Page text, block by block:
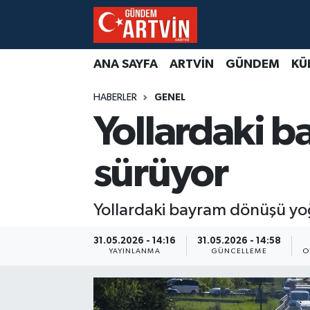
ANA SAYFA ARTVİN GÜNDEM
HABERLER GENEL
Yollardaki
sürüyor
Yollardaki bayram dönüşü
31.05.2026 - 14:16
YAYINLANMA
31.05.2026 - 14:58
GÜNCELLEME